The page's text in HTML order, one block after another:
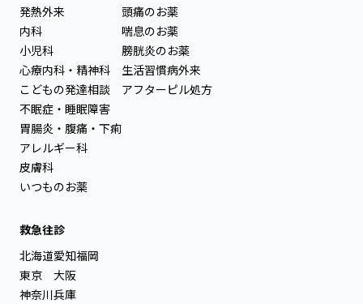
発熱外来
内科
小児科
心療内科・精神科
こどもの発達相談
不眠症・睡眠障害
胃腸炎・腹痛・下痢
アレルギー科
皮膚科
いつものお薬
頭痛のお薬
喘息のお薬
膀胱炎のお薬
生活習慣病外来
アフターピル処方
救急往診
北海道
東京
神奈川
愛知
大阪
兵庫
福岡